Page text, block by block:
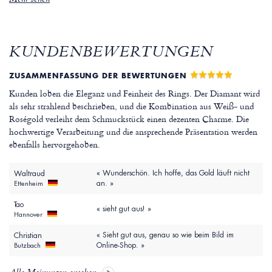
KUNDENBEWERTUNGEN
ZUSAMMENFASSUNG DER BEWERTUNGEN
Kunden loben die Eleganz und Feinheit des Rings. Der Diamant wird
als sehr strahlend beschrieben, und die Kombination aus Weiß- und
Roségold verleiht dem Schmuckstück einen dezenten Charme. Die
hochwertige Verarbeitung und die ansprechende Präsentation werden
ebenfalls hervorgehoben.
Waltraud
Ettenheim
« Wunderschön. Ich hoffe, das Gold läuft nicht
an. »
Tao
Hannover
« sieht gut aus! »
Christian
Butzbach
« Sieht gut aus, genau so wie beim Bild im
Online-Shop. »